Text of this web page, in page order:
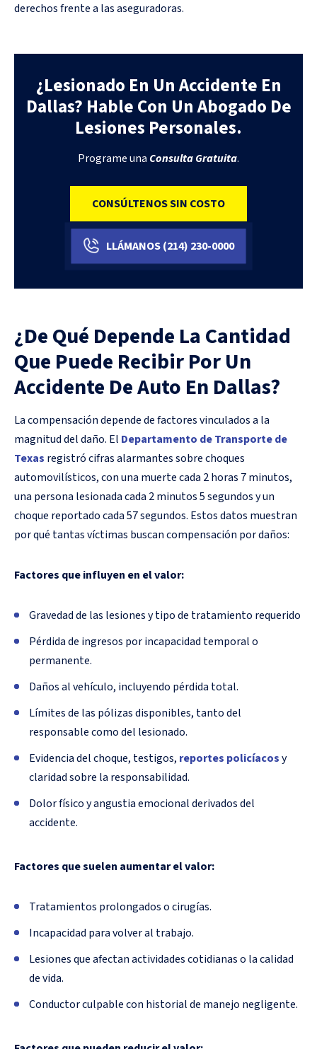
derechos frente a las aseguradoras.
¿Lesionado En Un Accidente En
Dallas? Hable Con Un Abogado De
Lesiones Personales.
Programe una Consulta Gratuita.
CONSÚLTENOS SIN COSTO
LLÁMANOS(214) 230-0000
¿De Qué Depende La Cantidad
Que Puede Recibir Por Un
Accidente De Auto En Dallas?
La compensación depende de factores vinculados a la
magnitud del daño. El Departamento de Transporte de
Texas registró cifras alarmantes sobre choques
automovilísticos, con una muerte cada 2 horas 7 minutos,
una persona lesionada cada 2 minutos 5 segundos y un
choque reportado cada 57 segundos. Estos datos muestran
por qué tantas víctimas buscan compensación por daños:
Factores que influyen en el valor:
Gravedad de las lesiones y tipo de tratamiento requerido
Pérdida de ingresos por incapacidad temporal o
permanente.
Daños al vehículo, incluyendo pérdida total.
Límites de las pólizas disponibles, tanto del
responsable como del lesionado.
Evidencia del choque, testigos, reportes policíacosy
claridad sobre la responsabilidad.
Dolor físico y angustia emocional derivados del
accidente.
Factores que suelen aumentar el valor:
Tratamientos prolongados o cirugías.
Incapacidad para volver al trabajo.
Lesiones que afectan actividades cotidianas o la calidad
de vida.
Conductor culpable con historial de manejo negligente.